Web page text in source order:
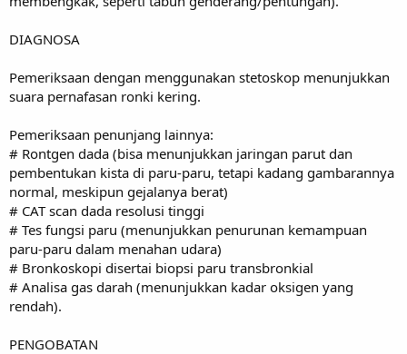
DIAGNOSA
Pemeriksaan dengan menggunakan stetoskop menunjukkan
suara pernafasan ronki kering.
Pemeriksaan penunjang lainnya:
# Rontgen dada (bisa menunjukkan jaringan parut dan
pembentukan kista di paru-paru, tetapi kadang gambarannya
normal, meskipun gejalanya berat)
# CAT scan dada resolusi tinggi
# Tes fungsi paru (menunjukkan penurunan kemampuan
paru-paru dalam menahan udara)
# Bronkoskopi disertai biopsi paru transbronkial
# Analisa gas darah (menunjukkan kadar oksigen yang
rendah).
PENGOBATAN